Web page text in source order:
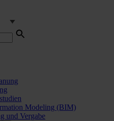
Modeling (BIM)
und Vergabe